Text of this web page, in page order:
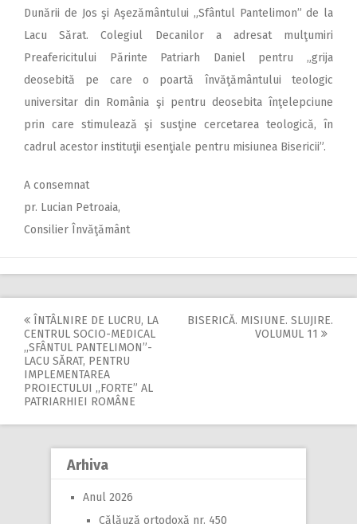
Dunării de Jos şi Aşezământului „Sfântul Pantelimon” de la
Lacu Sărat. Colegiul Decanilor a adresat mulţumiri
Preafericitului Părinte Patriarh Daniel pentru „grija
deosebită pe care o poartă învăţământului teologic
universitar din România şi pentru deosebita înţelepciune
prin care stimulează şi susţine cercetarea teologică, în
cadrul acestor instituţii esenţiale pentru misiunea Bisericii”.
A consemnat
pr. Lucian Petroaia,
Consilier Învăţământ
Post
navigation
ÎNTÂLNIRE DE LUCRU, LA
CENTRUL SOCIO-MEDICAL
,,SFÂNTUL PANTELIMON”-
LACU SĂRAT, PENTRU
IMPLEMENTAREA
PROIECTULUI ,,FORTE” AL
PATRIARHIEI ROMÂNE
BISERICĂ. MISIUNE. SLUJIRE.
VOLUMUL 11
Arhiva
Anul 2026
Călăuză ortodoxă nr. 450